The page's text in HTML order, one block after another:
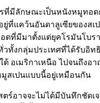
ที่มีลักษณะเป็นหนังหมูทอด
ยู่ที่แคว้นอันดาลูเซียของสเ
ดที่มีมาตั้งแต่ยุคโรมันโบร
วทั้งกลุ่มประเทศที่ได้รับอิท
ต้ อเมริกาเหนือ ไปจนถึงอ
สเปนแบบนี้อยู่เหมือนกัน
ตร์อาจจะไม่ได้มีบันทึกชัดเ